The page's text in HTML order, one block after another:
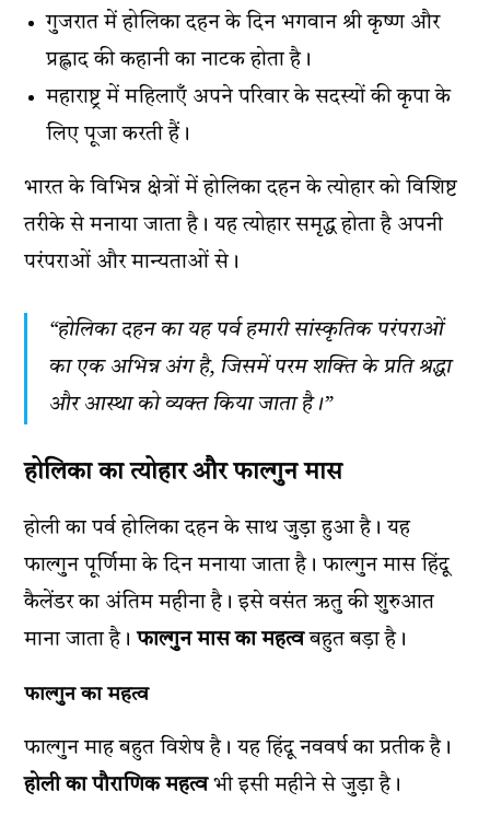
गुजरात में होलिका दहन के दिन भगवान श्री कृष्ण और
प्रह्लाद की कहानी का नाटक होता है।
महाराष्ट्र में महिलाएँ अपने परिवार के सदस्यों की कृपा के
लिए पूजा करती हैं।
भारत के विभिन्न क्षेत्रों में होलिका दहन के त्योहार को विशिष्ट
तरीके से मनाया जाता है। यह त्योहार समृद्ध होता है अपनी
परंपराओं और मान्यताओं से।
“होलिका दहन का यह पर्व हमारी सांस्कृतिक परंपराओं
का एक अभिन्न अंग है, जिसमें परम शक्ति के प्रति श्रद्धा
और आस्था को व्यक्त किया जाता है।”
होलिका का त्योहार और फाल्गुन मास
होली का पर्व होलिका दहन के साथ जुड़ा हुआ है। यह
फाल्गुन पूर्णिमा के दिन मनाया जाता है। फाल्गुन मास हिंदू
कैलेंडर का अंतिम महीना है। इसे वसंत ऋतु की शुरुआत
माना जाता है।फाल्गुन मास का महत्वबहुत बड़ा है।
फाल्गुन का महत्व
फाल्गुन माह बहुत विशेष है। यह हिंदू नववर्ष का प्रतीक है।
होली का पौराणिक महत्वभी इसी महीने से जुड़ा है।